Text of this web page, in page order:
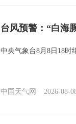
台风预警：“白海
中央气象台8月8日18时
中国天气网 2026-08-